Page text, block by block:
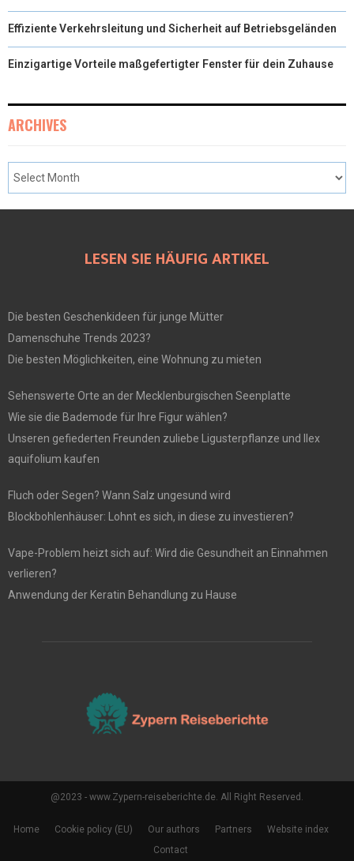
Effiziente Verkehrsleitung und Sicherheit auf Betriebsgeländen
Einzigartige Vorteile maßgefertigter Fenster für dein Zuhause
ARCHIVES
LESEN SIE HÄUFIG ARTIKEL
Die besten Geschenkideen für junge Mütter
Damenschuhe Trends 2023?
Die besten Möglichkeiten, eine Wohnung zu mieten
Sehenswerte Orte an der Mecklenburgischen Seenplatte
Wie sie die Bademode für Ihre Figur wählen?
Unseren gefiederten Freunden zuliebe Ligusterpflanze und Ilex
aquifolium kaufen
Fluch oder Segen? Wann Salz ungesund wird
Blockbohlenhäuser: Lohnt es sich, in diese zu investieren?
Vape-Problem heizt sich auf: Wird die Gesundheit an Einnahmen
verlieren?
Anwendung der Keratin Behandlung zu Hause
@2023 - www.Zypern-reiseberichte.de. All Right Reserved.
Home Cookie policy (EU) Our authors Partners
Website index
Contact